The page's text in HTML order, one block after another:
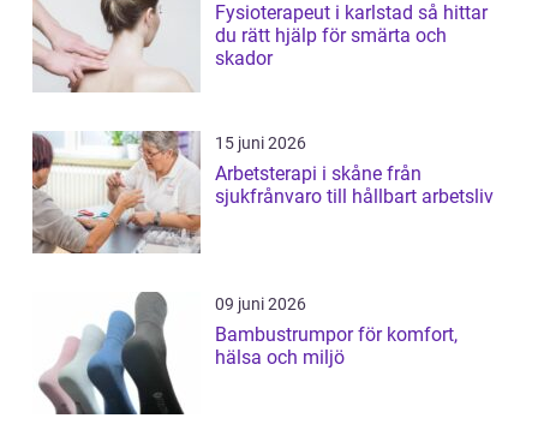
Fysioterapeut i karlstad så hittar
du rätt hjälp för smärta och
skador
15 juni 2026
Arbetsterapi i skåne från
sjukfrånvaro till hållbart arbetsliv
09 juni 2026
Bambustrumpor för komfort,
hälsa och miljö